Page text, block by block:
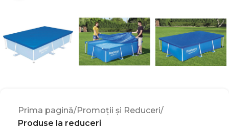
Prima pagină Promoții și Reduceri
Produse la reduceri